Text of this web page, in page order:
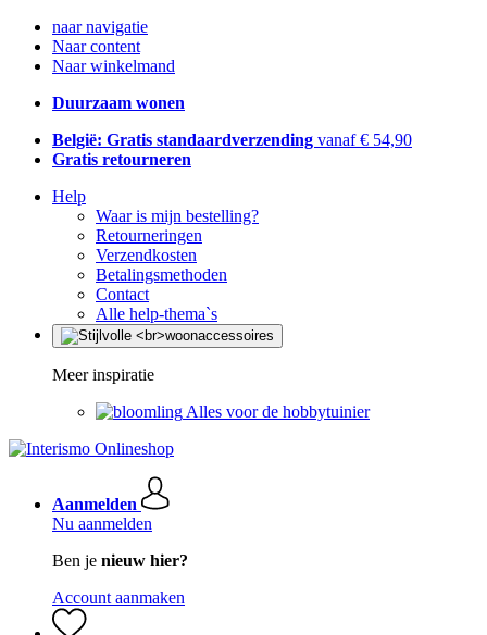
naar navigatie
Naar content
Naar winkelmand
Duurzaam wonen
België: Gratis standaardverzending vanaf € 54,90
Gratis retourneren
Help
Waar is mijn bestelling?
Retourneringen
Verzendkosten
Betalingsmethoden
Contact
Alle help-thema`s
Meer inspiratie
Alles voor de hobbytuinier
Aanmelden
Nu aanmelden
Ben je nieuw hier?
Account aanmaken